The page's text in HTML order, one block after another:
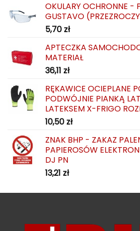
OKULARY OCHRONNE -
GUSTAVO
5,70 zł
APTECZKA
MATERIAŁ
36,11 zł
RĘKAWICE OCIEPLANE
PODWÓJNIE PIANKĄ
LATEKSEM X-FRIGO
10,50 zł
ZNAK BHP - ZAKAZ
PAPIEROSÓW
DJ PN
13,21 zł